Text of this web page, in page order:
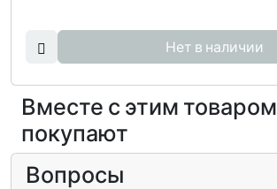
Нет в наличии
Вместе с этим товаром
покупают
Вопросы